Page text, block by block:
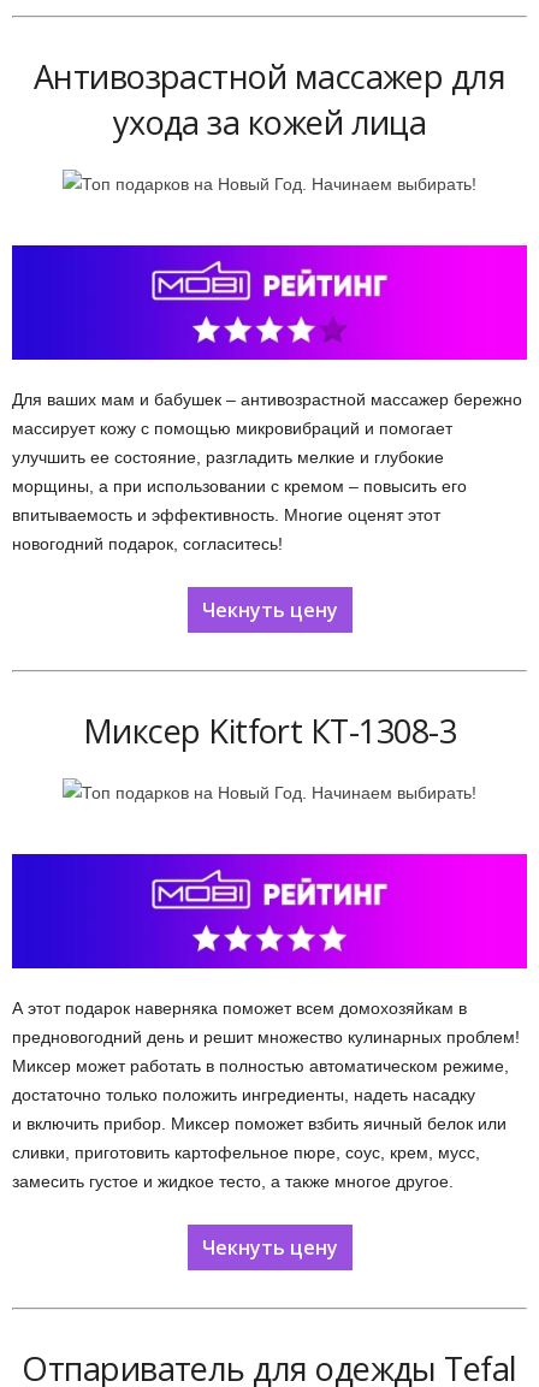
Антивозрастной массажер для
ухода за кожей лица
Для ваших мам и бабушек – антивозрастной массажер бережно
массирует кожу с помощью микровибраций и помогает
улучшить ее состояние, разгладить мелкие и глубокие
морщины, а при использовании с кремом – повысить его
впитываемость и эффективность. Многие оценят этот
новогодний подарок, согласитесь!
Чекнуть цену
Миксер Kitfort КТ-1308-3
А этот подарок наверняка поможет всем домохозяйкам в
предновогодний день и решит множество кулинарных проблем!
Миксер может работать в полностью автоматическом режиме,
достаточно только положить ингредиенты, надеть насадку
и включить прибор. Миксер поможет взбить яичный белок или
сливки, приготовить картофельное пюре, соус, крем, мусс,
замесить густое и жидкое тесто, а также многое другое.
Чекнуть цену
Отпариватель для одежды Tefal